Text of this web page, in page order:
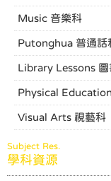
Music 音樂科
Putonghua 普通話
Library Lessons 圖
Physical
Visual Arts 視藝科
Subject Res.
學科資源